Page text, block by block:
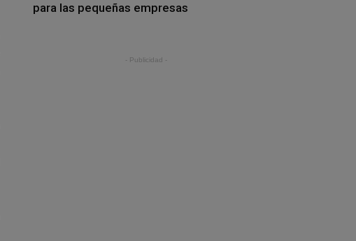
para las pequeñas empresas
- Publicidad -